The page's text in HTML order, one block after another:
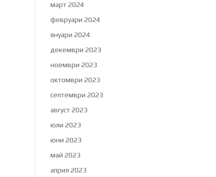
март 2024
февруари 2024
януари 2024
декември 2023
ноември 2023
октомври 2023
септември 2023
август 2023
юли 2023
юни 2023
май 2023
април 2023